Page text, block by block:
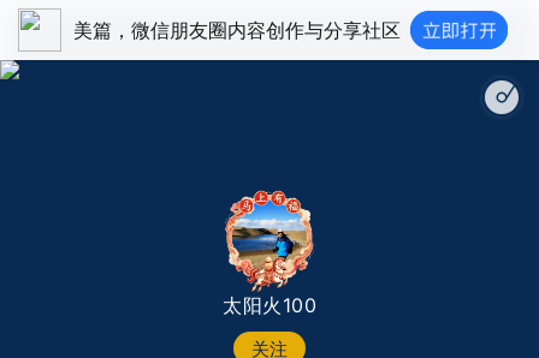
美篇，微信朋友圈内容创作与分享社区
太阳火100
关注